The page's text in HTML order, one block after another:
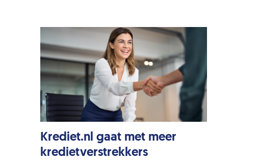
Krediet.nl gaat met meer
kredietverstrekkers